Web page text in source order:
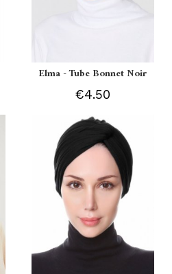
Elma - Tube Bonnet Noir
€4.50